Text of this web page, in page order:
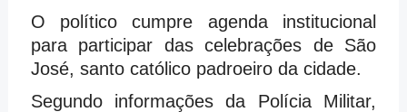
O político cumpre agenda institucional
para participar das celebrações de São
José, santo católico padroeiro da cidade.
Segundo informações da Polícia Militar,